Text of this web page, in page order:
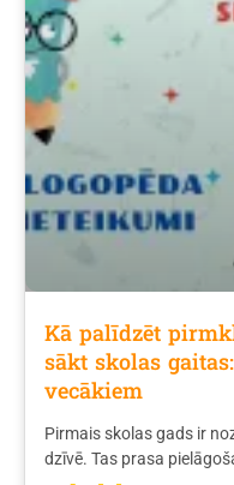
Kā palīdzēt
sākt skolas
vecākiem
Pirmais skolas gads ir
dzīvē. Tas prasa